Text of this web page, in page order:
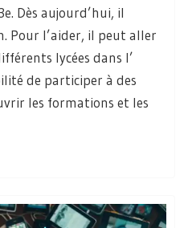
Dès aujourd’hui, il
Pour l’aider, il peut aller
lycées dans l’
de participer à des
les formations et les